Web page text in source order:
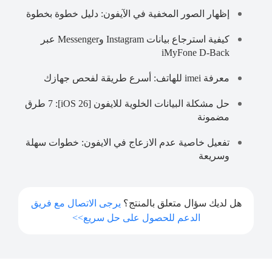
إظهار الصور المخفية في الآيفون: دليل خطوة بخطوة
كيفية استرجاع بيانات Instagram وMessenger عبر
iMyFone D-Back
معرفة imei للهاتف: أسرع طريقة لفحص جهازك
حل مشكلة البيانات الخلوية للايفون [iOS 26]: 7 طرق
مضمونة
تفعيل خاصية عدم الازعاج في الايفون: خطوات سهلة
وسريعة
هل لديك سؤال متعلق بالمنتج؟ يرجى الاتصال مع فريق
الدعم للحصول على حل سريع>>